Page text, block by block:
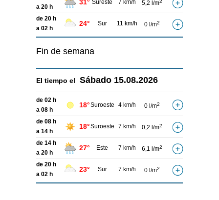
a 20 h
31° Sureste 7 km/h 5,2 l/m2
de 20 h
a 02 h
24° Sur 11 km/h 0 l/m2
Fin de semana
El tiempo el Sábado 15.08.2026
de 02 h
a 08 h
18°Suroeste 4 km/h 0 l/m2
de 08 h
a 14 h
18°Suroeste 7 km/h 0,2 l/m2
de 14 h
a 20 h
27° Este 7 km/h 6,1 l/m2
de 20 h
a 02 h
23° Sur 7 km/h 0 l/m2